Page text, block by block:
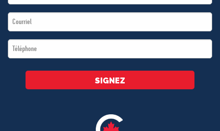
Name
Email
*
Téléphone
*
SIGNEZ